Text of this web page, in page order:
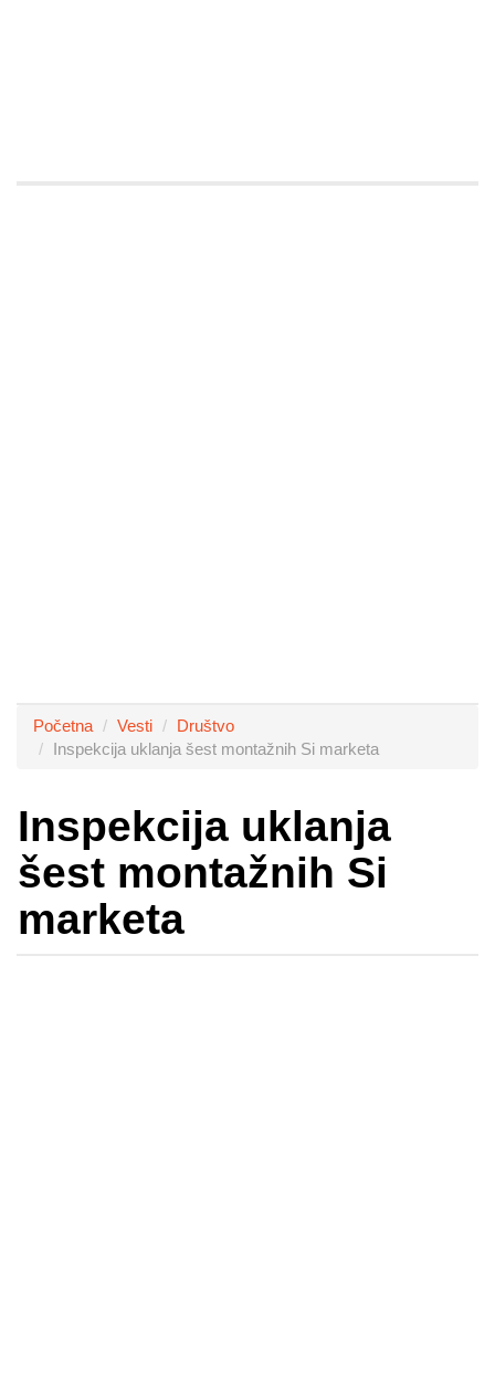
Početna Vesti
Društvo
Inspekcija uklanja šest montažnih Si marketa
Inspekcija uklanja
šest montažnih Si
marketa